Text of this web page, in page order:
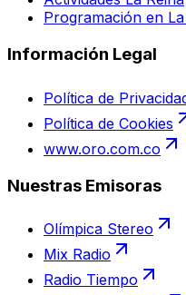
Programación en
Información Legal
Política de
Política de Cookies
www.oro.com.co
Nuestras Emisoras
Olímpica Stereo
Mix Radio
Radio Tiempo